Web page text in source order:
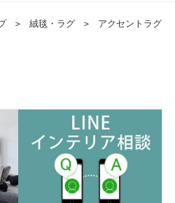
＞ 絨毯・ラグ ＞
アクセントラグ